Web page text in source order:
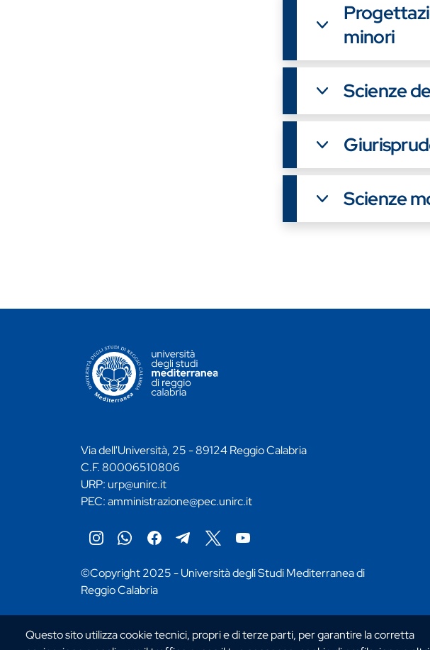
minori
Scienze
Scienze
Questo sito utilizza cookie tecnici, propri e di terze parti, per garantire la corretta
CONTATTI ATENEO
Via dell'Università, 25 - 89124 Reggio Calabria
C.F. 80006510806
URP: urp@unirc.it
PEC:amministrazione@pec.unirc.it
©Copyright 2025 - Università degli Studi Mediterranea di
Reggio Calabria